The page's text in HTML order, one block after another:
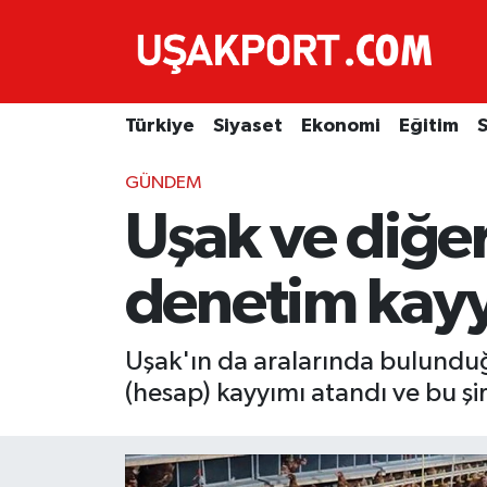
Türkiye Siyaset Ekonomi Eğitim
GÜNDEM
Uşak ve
denetim
Uşak'ın da aralarında
(hesap) kayyımı atandı ve bu
Ekonomi
İstanbul Hava Durumu
İstanbul Trafik Yoğunluk Haritası
Süper Lig Puan Durumu ve Fikstür
Tüm Manşetler
Son Dakika Haberleri